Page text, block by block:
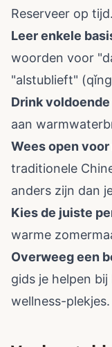
Reserveer op tijd.
Leer enkele
woorden voor
"alstublieft"
Drink
aan
Wees open
traditionele
anders zijn dan
Kies de juiste
warme
Overweeg een
gids je helpen
wellness-plekjes.